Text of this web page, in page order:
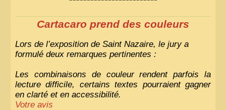
Cartacaro prend des couleurs
Lors de l’exposition de Saint Nazaire, le jury a
formulé deux remarques pertinentes :
Les combinaisons de couleur rendent parfois la
lecture difficile, certains textes pourraient gagner
en clarté et en accessibilité.
Votre avis